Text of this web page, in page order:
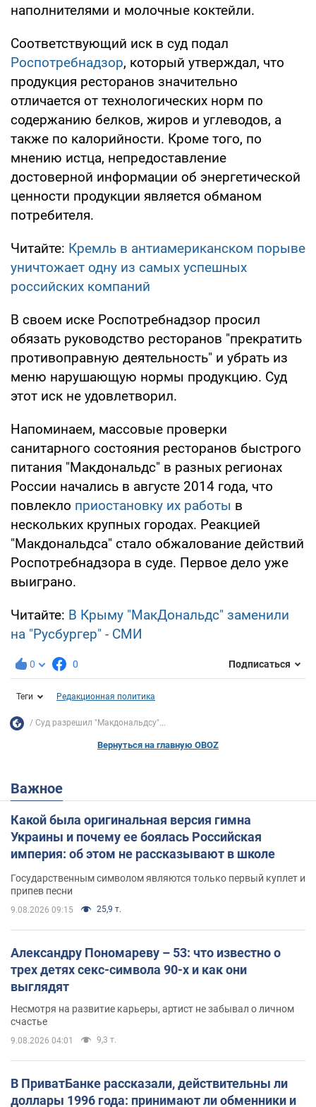
наполнителями и молочные коктейли.
Соответствующий иск в суд подал
Роспотребнадзор, который утверждал, что
продукция ресторанов значительно
отличается от технологических норм по
содержанию белков, жиров и углеводов, а
также по калорийности. Кроме того, по
мнению истца, непредоставление
достоверной информации об энергетической
ценности продукции является обманом
потребителя.
Читайте: Кремль в антиамериканском порыве
уничтожает одну из самых успешных
российских компаний
В своем иске Роспотребнадзор просил
обязать руководство ресторанов "прекратить
противоправную деятельность" и убрать из
меню нарушающую нормы продукцию. Суд
этот иск не удовлетворил.
Напоминаем, массовые проверки
санитарного состояния ресторанов быстрого
питания "Макдональдс" в разных регионах
России начались в августе 2014 года, что
повлекло приостановку их работы в
нескольких крупных городах. Реакцией
"Макдональдса" стало обжалование действий
Роспотребнадзора в суде. Первое дело уже
выиграно.
Читайте: В Крыму "МакДональдс" заменили
на "Русбургер" - СМИ
0 0 Подписаться
Теги Редакционная политика
Суд разрешил "Макдональдсу"...
Вернуться на главную OBOZ
Важное
Какой была оригинальная версия гимна
Украины и почему ее боялась Российская
империя: об этом не рассказывают в школе
Государственным символом являются только первый куплет и
припев песни
9.08.2026 09:15 25,9 т.
Александру Пономареву – 53: что известно о
трех детях секс-символа 90-х и как они
выглядят
Несмотря на развитие карьеры, артист не забывал о личном
счастье
9.08.2026 04:01 9,3 т.
В ПриватБанке рассказали, действительны ли
доллары 1996 года: принимают ли обменники и